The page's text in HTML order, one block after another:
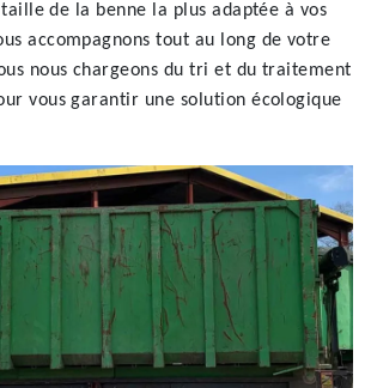
de la benne la plus adaptée à vos
accompagnons tout au long de votre
nous chargeons du tri et du traitement
vous garantir une solution écologique